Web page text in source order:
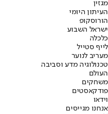
מגזין
העיתון היומי
הורוסקופ
ישראל השבוע
כלכלה
לייף סטייל
מעריב לנוער
טכנולוגיה מדע וסביבה
העולם
משחקים
פודקאסטים
וידאו
אנחנו מגייסים